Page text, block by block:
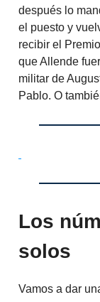
después lo
el puesto y
recibir el
que Allende
militar de
Pablo. O
Los
solos
Vamos a dar